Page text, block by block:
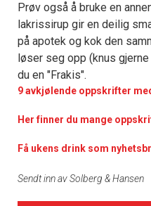
Prøv også å bruke en
lakrissirup gir en deilig
på apotek og kok den
løser seg opp (knus
du en "Frakis".
9 avkjølende oppskrifter
Her finner du mange
Få ukens drink som
Sendt inn av Solberg & Hansen